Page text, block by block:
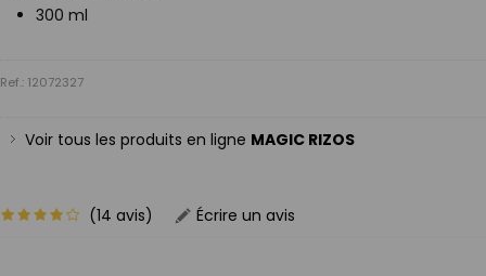
300 ml
Ref.: 12072327
Voir tous les produits en ligne MAGIC RIZOS
(14 avis) Écrire un avis